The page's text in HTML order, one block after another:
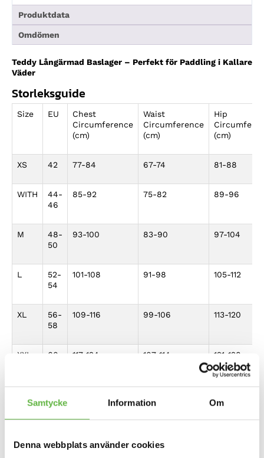
Samtycke Information Om
Denna webbplats använder cookies
Produktdata
Omdömen
Teddy Långärmad Baslager – Perfekt för Paddling i Kallare
Väder
Storleksguide
Size EU
Chest
Circumference
(cm)
Waist
Circumference
(cm)
Hip
(cm)
XS 42 77-84 67-74 81-88
WITH
44-
46
85-92 75-82 89-96
M
48-
50
93-100 83-90 97-104
L
52-
54
101-108 91-98 105-112
XL
56-
58
109-116 99-106 113-120
XXL
60-
117-124 107-114 121-128
Extra värme:Förlängd hals som ger extra värme,
samtidigt kort nog för att passa perfekt under alla
Avancerat material:Tillverkat av Technopile – ett
idealiskt för vattensporter utan även för andra